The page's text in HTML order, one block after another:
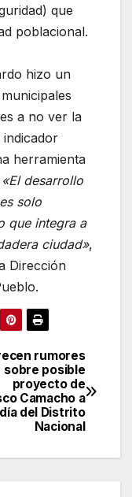
que
poblacional.
hizo un
a no ver la
herramienta
«El desarrollo
solo
que integra a
ciudad»,
Dirección
rumores
sobre posible
proyecto de
Camacho a
del Distrito
Nacional